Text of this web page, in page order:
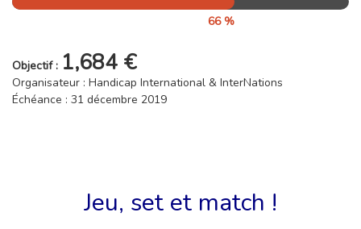
66 %
Objectif : 1,684 €
Organisateur : Handicap International & InterNations
Échéance : 31 décembre 2019
Jeu, set et match !